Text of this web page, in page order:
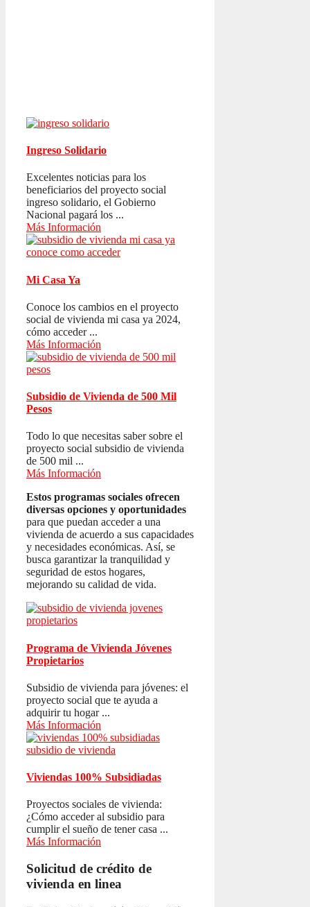
Ingreso Solidario
Excelentes noticias para los
beneficiarios del proyecto social
ingreso solidario, el Gobierno
Nacional pagará los ...
Más Información
Mi Casa Ya
Conoce los cambios en el proyecto
social de vivienda mi casa ya 2024,
cómo acceder ...
Más Información
Subsidio de Vivienda de 500 Mil
Pesos
Todo lo que necesitas saber sobre el
proyecto social subsidio de vivienda
de 500 mil ...
Más Información
Estos programas sociales ofrecen
diversas opciones y oportunidades
para que puedan acceder a una
vivienda de acuerdo a sus capacidades
y necesidades económicas. Así, se
busca garantizar la tranquilidad y
seguridad de estos hogares,
mejorando su calidad de vida.
Programa de Vivienda Jóvenes
Propietarios
Subsidio de vivienda para jóvenes: el
proyecto social que te ayuda a
adquirir tu hogar ...
Más Información
Viviendas 100% Subsidiadas
Proyectos sociales de vivienda:
¿Cómo acceder al subsidio para
cumplir el sueño de tener casa ...
Más Información
Solicitud de crédito de
vivienda en linea